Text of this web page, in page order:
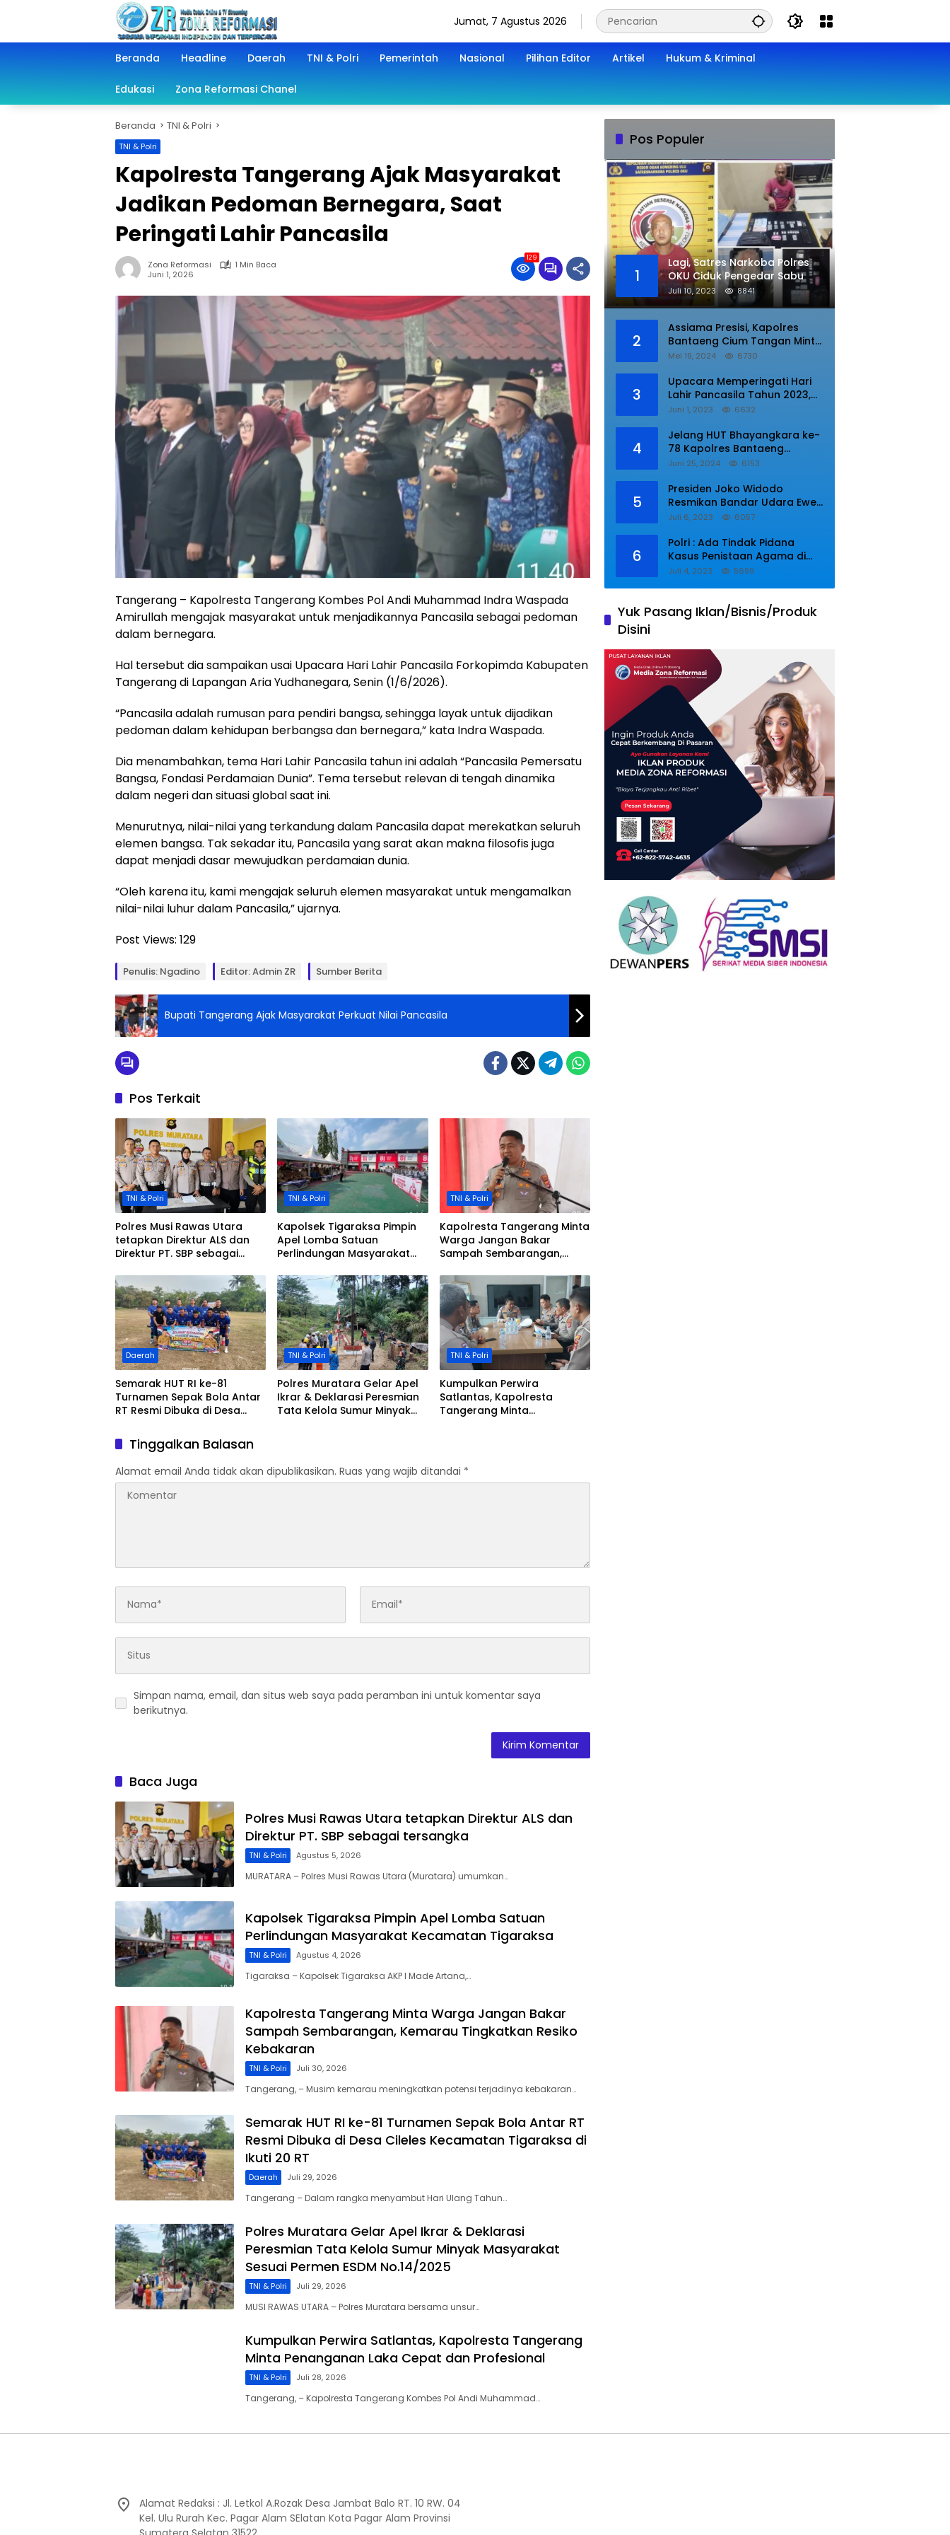
Jumat, 7 Agustus 2026
Beranda Headline Daerah TNI & Polri Pemerintah Nasional Pilihan Editor Artikel Hukum & Kriminal
Edukasi Zona Reformasi Chanel
Beranda TNI & Polri
TNI & Polri
Kapolresta Tangerang Ajak Masyarakat
Jadikan Pedoman Bernegara, Saat
Peringati Lahir Pancasila
Zona Reformasi
1 Min Baca
Juni 1, 2026
129
Tangerang – Kapolresta Tangerang Kombes Pol Andi Muhammad Indra Waspada
Amirullah mengajak masyarakat untuk menjadikannya Pancasila sebagai pedoman
dalam bernegara.
Hal tersebut dia sampaikan usai Upacara Hari Lahir Pancasila Forkopimda Kabupaten
Tangerang di Lapangan Aria Yudhanegara, Senin (1/6/2026).
“Pancasila adalah rumusan para pendiri bangsa, sehingga layak untuk dijadikan
pedoman dalam kehidupan berbangsa dan bernegara,” kata Indra Waspada.
Dia menambahkan, tema Hari Lahir Pancasila tahun ini adalah “Pancasila Pemersatu
Bangsa, Fondasi Perdamaian Dunia”. Tema tersebut relevan di tengah dinamika
dalam negeri dan situasi global saat ini.
Menurutnya, nilai-nilai yang terkandung dalam Pancasila dapat merekatkan seluruh
elemen bangsa. Tak sekadar itu, Pancasila yang sarat akan makna filosofis juga
dapat menjadi dasar mewujudkan perdamaian dunia.
“Oleh karena itu, kami mengajak seluruh elemen masyarakat untuk mengamalkan
nilai-nilai luhur dalam Pancasila,” ujarnya.
Post Views: 129
Penulis: Ngadino Editor: Admin ZR Sumber Berita
Bupati Tangerang Ajak Masyarakat Perkuat Nilai Pancasila
Pos Terkait
TNI & Polri
Polres Musi Rawas Utara
tetapkan Direktur ALS dan
Direktur PT. SBP sebagai
TNI & Polri
Kapolsek Tigaraksa Pimpin
Apel Lomba Satuan
Perlindungan Masyarakat
TNI & Polri
Kapolresta Tangerang Minta
Warga Jangan Bakar
Sampah Sembarangan,
Kebakaran
Daerah
Semarak HUT RI ke-81
Turnamen Sepak Bola Antar
RT Resmi Dibuka di Desa
Tigaraksa di Ikuti 20 RT
TNI & Polri
Polres Muratara Gelar Apel
Ikrar & Deklarasi Peresmian
Tata Kelola Sumur Minyak
TNI & Polri
Kumpulkan Perwira
Satlantas, Kapolresta
Tangerang Minta
Tinggalkan Balasan
Alamat email Anda tidak akan dipublikasikan. Ruas yang wajib ditandai *
Simpan nama, email, dan situs web saya pada peramban ini untuk komentar saya
berikutnya.
Baca Juga
Polres Musi Rawas Utara tetapkan Direktur ALS dan
Direktur PT. SBP sebagai tersangka
TNI & Polri Agustus 5, 2026
MURATARA – Polres Musi Rawas Utara (Muratara) umumkan…
Kapolsek Tigaraksa Pimpin Apel Lomba Satuan
Perlindungan Masyarakat Kecamatan Tigaraksa
TNI & Polri Agustus 4, 2026
Tigaraksa – Kapolsek Tigaraksa AKP I Made Artana,…
Kapolresta Tangerang Minta Warga Jangan Bakar
Sampah Sembarangan, Kemarau Tingkatkan Resiko
Kebakaran
TNI & Polri Juli 30, 2026
Tangerang, – Musim kemarau meningkatkan potensi terjadinya kebakaran…
Semarak HUT RI ke-81 Turnamen Sepak Bola Antar RT
Resmi Dibuka di Desa Cileles Kecamatan Tigaraksa di
Ikuti 20 RT
Daerah Juli 29, 2026
Tangerang – Dalam rangka menyambut Hari Ulang Tahun…
Polres Muratara Gelar Apel Ikrar & Deklarasi
Peresmian Tata Kelola Sumur Minyak Masyarakat
Sesuai Permen ESDM No.14/2025
TNI & Polri Juli 29, 2026
MUSI RAWAS UTARA – Polres Muratara bersama unsur…
Kumpulkan Perwira Satlantas, Kapolresta Tangerang
Minta Penanganan Laka Cepat dan Profesional
TNI & Polri Juli 28, 2026
Tangerang, – Kapolresta Tangerang Kombes Pol Andi Muhammad…
Pos Populer
1
Lagi, Satres Narkoba Polres
OKU Ciduk Pengedar Sabu
Juli 10, 2023 8841
2
Assiama Presisi, Kapolres
Bantaeng Cium Tangan Minta
di Doakan.
Mei 19, 2024 6730
3
Upacara Memperingati Hari
Lahir Pancasila Tahun 2023,
Wakapolres Lampung Utara
RI.
Juni 1, 2023 6632
4
Jelang HUT Bhayangkara ke-
78 Kapolres Bantaeng
Resmikan Sumur Bor di Desa
Juni 25, 2024 6153
5
Presiden Joko Widodo
Resmikan Bandar Udara Ewer
di Asmat
Juli 6, 2023 6057
6
Polri : Ada Tindak Pidana
Kasus Penistaan Agama di
Ponpes Al Zaytun
Juli 4, 2023 5699
Yuk Pasang Iklan/Bisnis/Produk
Disini
Alamat Redaksi : Jl. Letkol A.Rozak Desa Jambat Balo RT. 10 RW. 04
Kel. Ulu Rurah Kec. Pagar Alam SElatan Kota Pagar Alam Provinsi